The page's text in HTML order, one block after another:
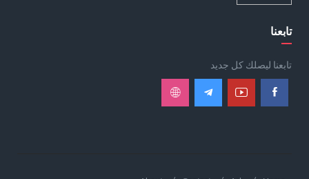
تابعنا
تابعنا ليصلك كل جديد